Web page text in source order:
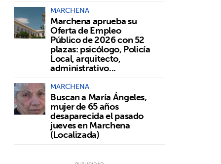
MARCHENA
Marchena aprueba su
Oferta de Empleo
Público de 2026 con 52
plazas: psicólogo, Policía
Local, arquitecto,
administrativo...
MARCHENA
Buscan a María Ángeles,
mujer de 65 años
desaparecida el pasado
jueves en Marchena
(Localizada)